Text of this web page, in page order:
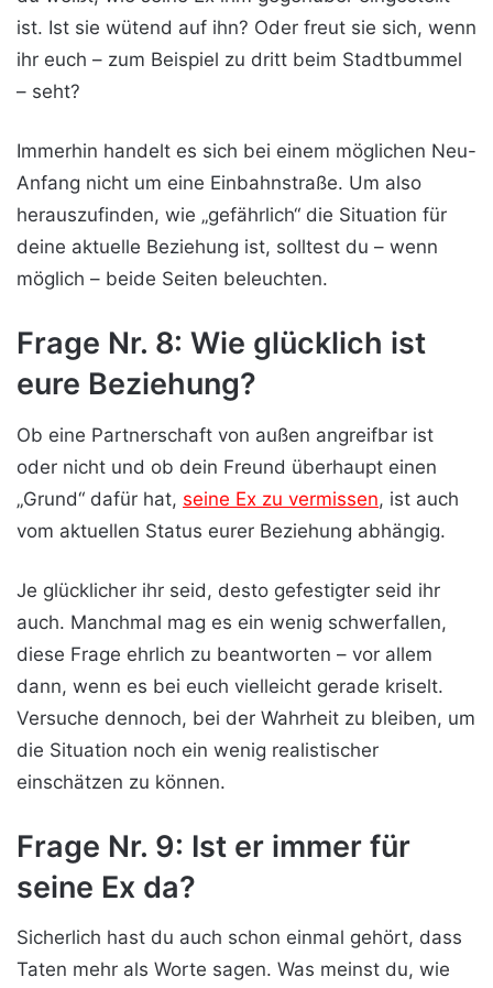
ist. Ist sie wütend auf ihn? Oder freut sie sich, wenn
ihr euch – zum Beispiel zu dritt beim Stadtbummel
– seht?
Immerhin handelt es sich bei einem möglichen Neu-
Anfang nicht um eine Einbahnstraße. Um also
herauszufinden, wie „gefährlich“ die Situation für
deine aktuelle Beziehung ist, solltest du – wenn
möglich – beide Seiten beleuchten.
Frage Nr. 8: Wie glücklich ist
eure Beziehung?
Ob eine Partnerschaft von außen angreifbar ist
oder nicht und ob dein Freund überhaupt einen
„Grund“ dafür hat, seine Ex zu vermissen, ist auch
vom aktuellen Status eurer Beziehung abhängig.
Je glücklicher ihr seid, desto gefestigter seid ihr
auch. Manchmal mag es ein wenig schwerfallen,
diese Frage ehrlich zu beantworten – vor allem
dann, wenn es bei euch vielleicht gerade kriselt.
Versuche dennoch, bei der Wahrheit zu bleiben, um
die Situation noch ein wenig realistischer
einschätzen zu können.
Frage Nr. 9: Ist er immer für
seine Ex da?
Sicherlich hast du auch schon einmal gehört, dass
Taten mehr als Worte sagen. Was meinst du, wie